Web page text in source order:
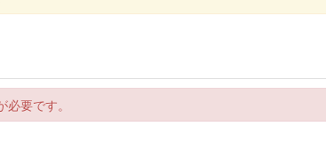
2024の岐阜県可児市の山城ブースにて販売された御
に行こう！2024限定版
要です。